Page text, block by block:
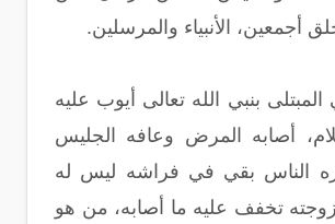
أجمعين، الأنبياء والمرسلين.
المبتلى بنبي الله تعالى أيوب عليه
أصابه المرض وعافه الجليس
الناس بقي في فراشه ليس له
زوجته تخفف عليه ما أصابه، من هو